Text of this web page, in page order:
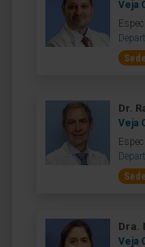
Veja
Dr.
Veja
Dra.
Veja